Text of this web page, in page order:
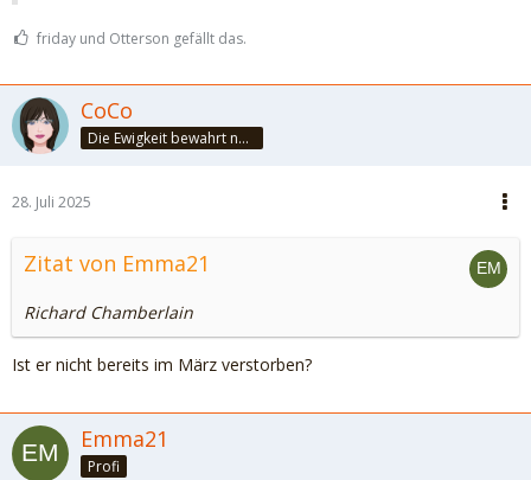
friday und Otterson gefällt das.
CoCo
Die Ewigkeit bewahrt nur die Liebe, weil sie von gleicher Natur ist. ~Khalil Gibran~
28. Juli 2025
Zitat von Emma21
Richard Chamberlain
Ist er nicht bereits im März verstorben?
Emma21
Profi